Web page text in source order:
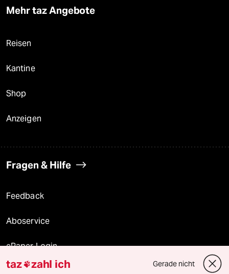
Mehr taz Angebote
Reisen
Kantine
Shop
Anzeigen
Fragen & Hilfe
Feedback
Aboservice
ePaper Login
Downloads für Abonnierende
taz zahl ich Gerade nicht